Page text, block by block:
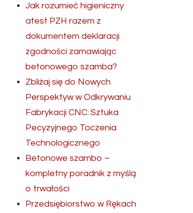
Jak rozumieć higieniczny
atest PZH razem z
dokumentem deklaracji
zgodności zamawiając
betonowego szamba?
Zbliżaj się do Nowych
Perspektyw w Odkrywaniu
Fabrykacji CNC: Sztuka
Pecyzyjnego Toczenia
Technologicznego
Betonowe szambo –
kompletny poradnik z myślą
o trwałości
Przedsiębiorstwo w Rękach